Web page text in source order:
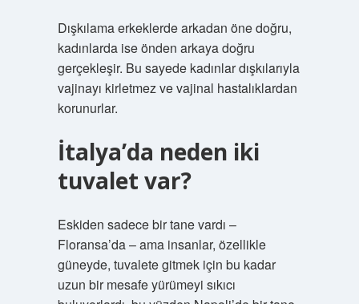
Dışkılama erkeklerde arkadan öne doğru,
kadınlarda ise önden arkaya doğru
gerçekleşir. Bu sayede kadınlar dışkılarıyla
vajinayı kirletmez ve vajinal hastalıklardan
korunurlar.
İtalya’da neden iki
tuvalet var?
Eskiden sadece bir tane vardı –
Floransa’da – ama insanlar, özellikle
güneyde, tuvalete gitmek için bu kadar
uzun bir mesafe yürümeyi sıkıcı